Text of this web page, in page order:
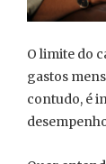
O limite do
gastos
contudo, é